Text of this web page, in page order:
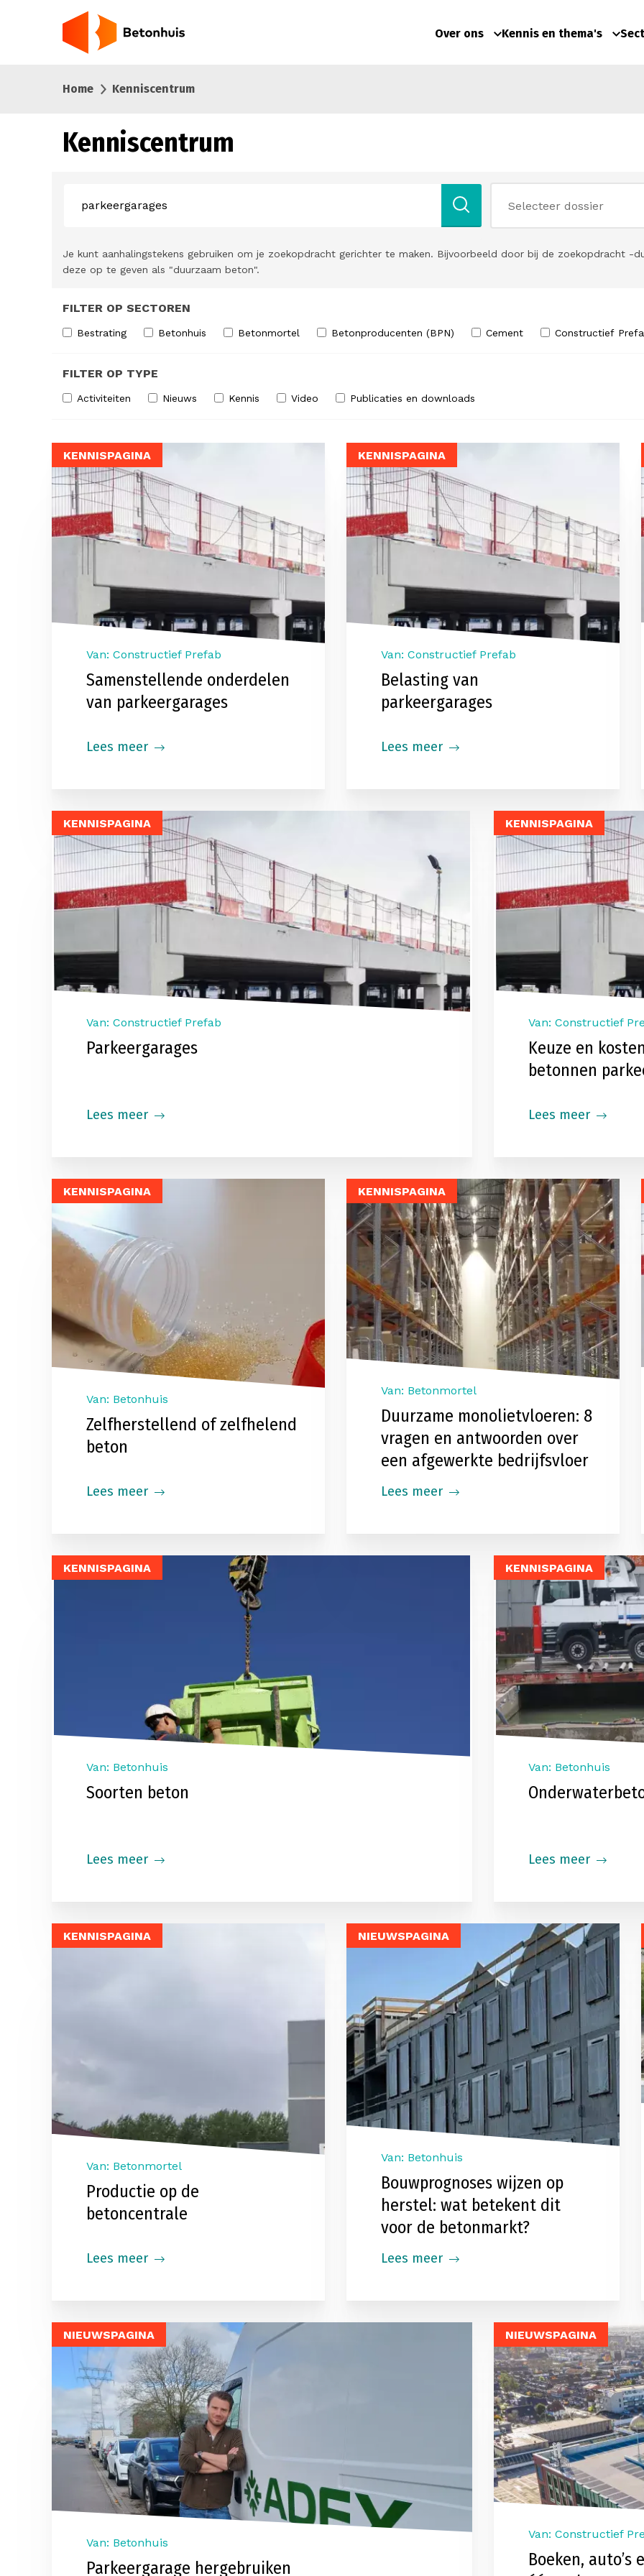
Over ons Kennis en thema's
Home Kenniscentrum
Kenniscentrum
Je kunt aanhalingstekens gebruiken om je zoekopdracht gerichter te maken. Bijvoorbeeld door bij de zoekopdracht -
deze op te geven als "duurzaam beton".
FILTER OP SECTOREN
Bestrating Betonhuis Betonmortel Betonproducenten (BPN) Cement Constructief
FILTER OP TYPE
Activiteiten Nieuws Kennis Video Publicaties en downloads
KENNISPAGINA
Van: Constructief Prefab
Samenstellende onderdelen
van parkeergarages
Lees meer
KENNISPAGINA
Van: Constructief Prefab
Belasting van
parkeergarages
Lees meer
KENNISPAGINA
Van: Constructief Prefab
Parkeergarages
Lees meer
KENNISPAGINA
Van: Constructief
Keuze en
betonnen
Lees meer
KENNISPAGINA
Van: Betonhuis
Zelfherstellend of zelfhelend
beton
Lees meer
KENNISPAGINA
Van: Betonmortel
Duurzame monolietvloeren: 8
vragen en antwoorden over
een afgewerkte bedrijfsvloer
Lees meer
KENNISPAGINA
Van: Betonhuis
Soorten beton
Lees meer
KENNISPAGINA
Van: Betonhuis
Lees meer
KENNISPAGINA
Van: Betonmortel
Productie op de
betoncentrale
Lees meer
NIEUWSPAGINA
Van: Betonhuis
Bouwprognoses wijzen op
herstel: wat betekent dit
voor de betonmarkt?
Lees meer
NIEUWSPAGINA
Van: Betonhuis
Parkeergarage hergebruiken
NIEUWSPAGINA
Van: Constructief
Boeken, auto’s